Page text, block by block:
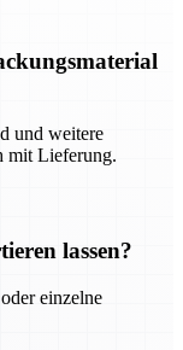
und weitere
mit Lieferung.
lassen?
einzelne